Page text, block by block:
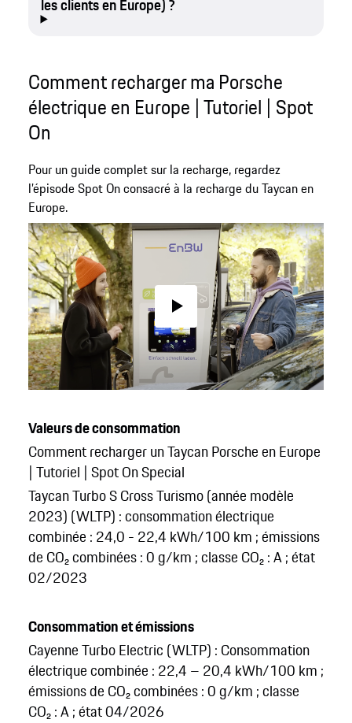
les clients en Europe) ?
Comment recharger ma Porsche
électrique en Europe | Tutoriel | Spot
On
Pour un guide complet sur la recharge, regardez
l’épisode Spot On consacré à la recharge du Taycan en
Europe.
Play
Valeurs de consommation
Comment recharger un Taycan Porsche en Europe
| Tutoriel | Spot On Special
Taycan Turbo S Cross Turismo (année modèle
2023) (WLTP) : consommation électrique
combinée : 24,0 - 22,4 kWh/100 km ; émissions
de CO₂ combinées : 0 g/km ; classe CO₂ : A ; état
02/2023
Consommation et émissions
Cayenne Turbo Electric (WLTP) : Consommation
électrique combinée : 22,4 – 20,4 kWh/100 km ;
émissions de CO₂ combinées : 0 g/km ; classe
CO₂ : A ; état 04/2026